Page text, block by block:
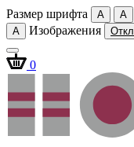
Размер шрифта A A
A
Изображения
0